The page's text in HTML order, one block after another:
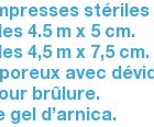
stériles
4.5 m x 5 cm.
4,5 m x 7,5 cm.
avec
brûlure.
gel d’arnica.